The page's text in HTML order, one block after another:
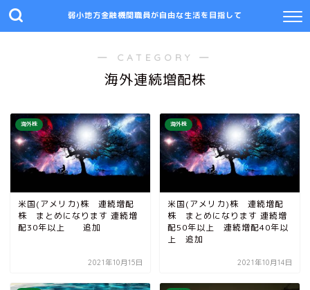
弱小地方金融機関職員が自由な生活を目指して
― CATEGORY ―
海外連続増配株
海外株
米国(アメリカ)株 連続増配
株 まとめになります 連続増
配30年以上 追加
2021年10月15日
海外株
米国(アメリカ)株 連続増配
株 まとめになります 連続増
配50年以上 連続増配40年以
上 追加
2021年10月14日